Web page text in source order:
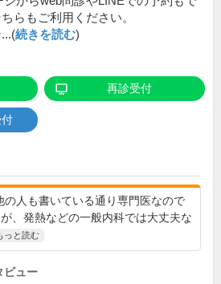
らもご利用ください。
続きを読む)
再診受付
の人も書いている通り専門医なので
、発熱などの一般内科では大丈夫な
っと読む
ビュー